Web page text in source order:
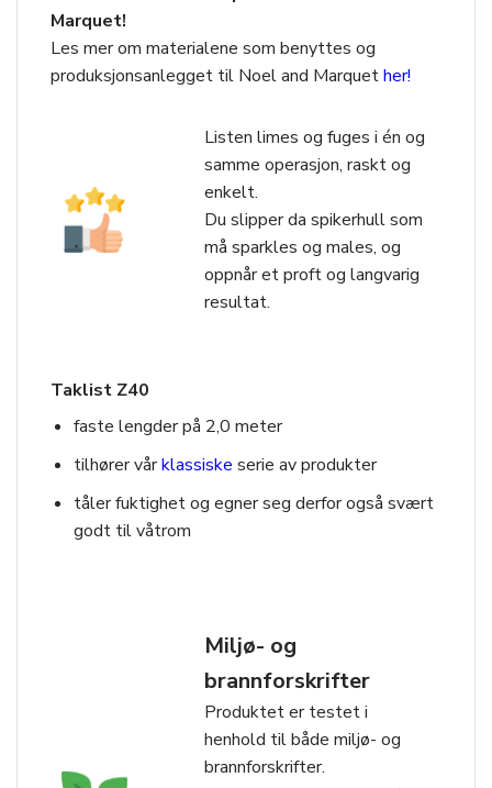
Marquet!
Les mer om materialene som benyttes og
produksjonsanlegget til Noel and Marquether!
Listen limes og fuges i én og
samme operasjon, raskt og
enkelt.
Du slipper da spikerhull som
må sparkles og males, og
oppnår et proft og langvarig
resultat.
Taklist Z40
faste lengder på 2,0 meter
tilhører vårklassiske serie av produkter
tåler fuktighet og egner seg derfor også svært
godt til våtrom
Miljø- og
brannforskrifter
Produktet er testet i
henhold til både miljø- og
brannforskrifter.